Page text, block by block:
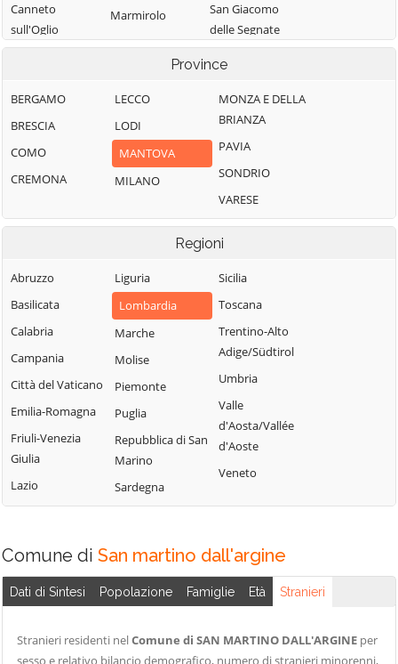
Canneto
sull'Oglio
Castellucchio
Curtatone
Gazoldo degli
Ippoliti
Marmirolo
Medole
Monzambano
Motteggiana
Ostiglia
Pegognaga
Poggio Rusco
Ponti sul Mincio
Porto
Mantovano
Quingentole
Quistello
San Giacomo
delle Segnate
San Giovanni del
Dosso
San Martino
dall'Argine
Schivenoglia
Sermide e
Felonica
Serravalle a Po
Solferino
Sustinente
Suzzara
Viadana
Villimpenta
Volta Mantovana
Province
BERGAMO
BRESCIA
COMO
CREMONA
LECCO
LODI
MANTOVA
MILANO
MONZA E DELLA
BRIANZA
PAVIA
SONDRIO
VARESE
Regioni
Abruzzo
Basilicata
Calabria
Campania
Città del Vaticano
Emilia-Romagna
Friuli-Venezia
Giulia
Lazio
Liguria
Lombardia
Marche
Molise
Piemonte
Puglia
Repubblica di San
Marino
Sardegna
Sicilia
Toscana
Trentino-Alto
Adige/Südtirol
Umbria
Valle
d'Aosta/Vallée
d'Aoste
Veneto
Comune di San martino dall'argine
Dati di Sintesi Popolazione Famiglie Età Stranieri
Stranieri residenti nelComune di SAN MARTINO DALL'ARGINE per
sesso e relativo bilancio demografico, numero di stranieri minorenni,